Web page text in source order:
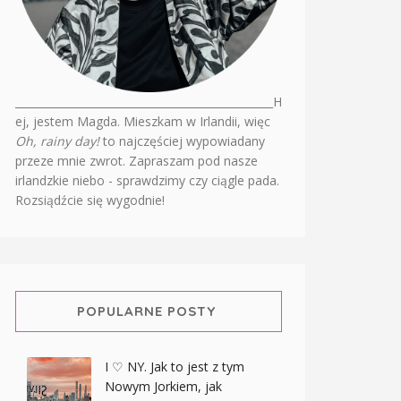
________________________________________________H
ej, jestem Magda. Mieszkam w Irlandii, więc
Oh, rainy day!to najczęściej wypowiadany
przeze mnie zwrot. Zapraszam pod nasze
irlandzkie niebo - sprawdzimy czy ciągle pada.
Rozsiądźcie się wygodnie!
POPULARNE POSTY
I ♡ NY. Jak to jest z tym
Nowym Jorkiem, jak